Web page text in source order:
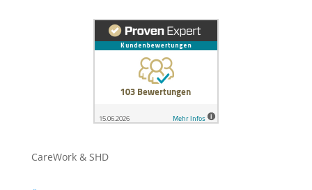
CareWork & SHD